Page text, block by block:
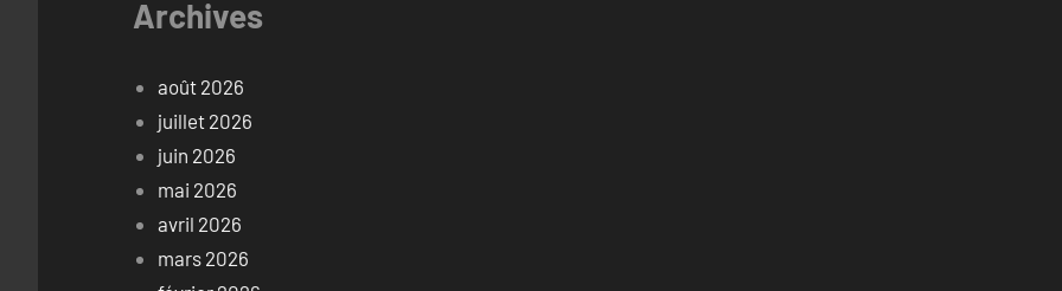
Archives
août 2026
juillet 2026
juin 2026
mai 2026
avril 2026
mars 2026